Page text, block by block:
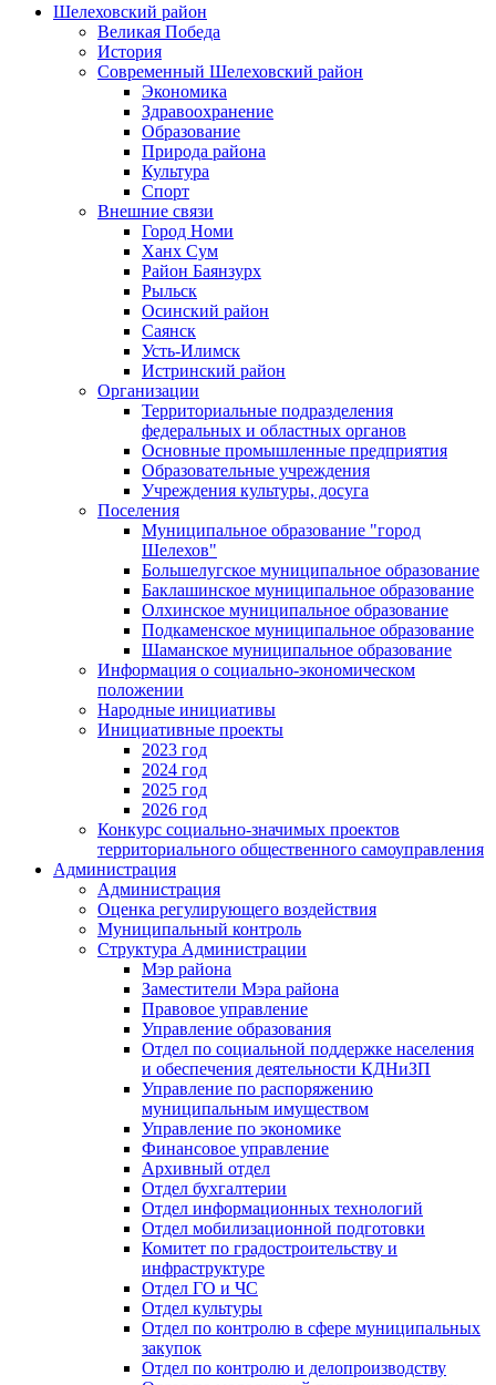
Шелеховский район
Великая Победа
История
Современный Шелеховский район
Экономика
Здравоохранение
Образование
Природа района
Культура
Спорт
Внешние связи
Город Номи
Ханх Сум
Район Баянзурх
Рыльск
Осинский район
Саянск
Усть-Илимск
Истринский район
Организации
Территориальные подразделения
федеральных и областных органов
Основные промышленные предприятия
Образовательные учреждения
Учреждения культуры, досуга
Поселения
Муниципальное образование "город
Шелехов"
Большелугское муниципальное образование
Баклашинское муниципальное образование
Олхинское муниципальное образование
Подкаменское муниципальное образование
Шаманское муниципальное образование
Информация о социально-экономическом
положении
Народные инициативы
Инициативные проекты
2023 год
2024 год
2025 год
2026 год
Конкурс социально-значимых проектов
территориального общественного самоуправления
Администрация
Администрация
Оценка регулирующего воздействия
Муниципальный контроль
Структура Администрации
Мэр района
Заместители Мэра района
Правовое управление
Управление образования
Отдел по социальной поддержке населения
и обеспечения деятельности КДНиЗП
Управление по распоряжению
муниципальным имуществом
Управление по экономике
Финансовое управление
Архивный отдел
Отдел бухгалтерии
Отдел информационных технологий
Отдел мобилизационной подготовки
Комитет по градостроительству и
инфраструктуре
Отдел ГО и ЧС
Отдел культуры
Отдел по контролю в сфере муниципальных
закупок
Отдел по контролю и делопроизводству